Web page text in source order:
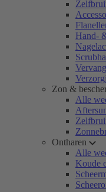
Hand-
Zon &
Alle
Ontharen
Alle
Koude